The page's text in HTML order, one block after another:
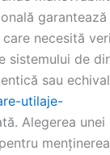
necesită
sistemului de
sau
utilaje-
Alegerea unei
menținerea